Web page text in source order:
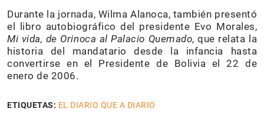
Durante la jornada, Wilma Alanoca, también presentó
el libro autobiográfico del presidente Evo Morales,
Mi vida, de Orinoca al Palacio Quemado, que relata la
historia del mandatario desde la infancia hasta
convertirse en el Presidente de Bolivia el 22 de
enero de 2006.
ETIQUETAS: EL DIARIO QUE A DIARIO